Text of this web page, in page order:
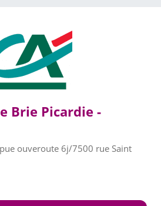
Brie Picardie -
ouveroute 6j/7500 rue Saint